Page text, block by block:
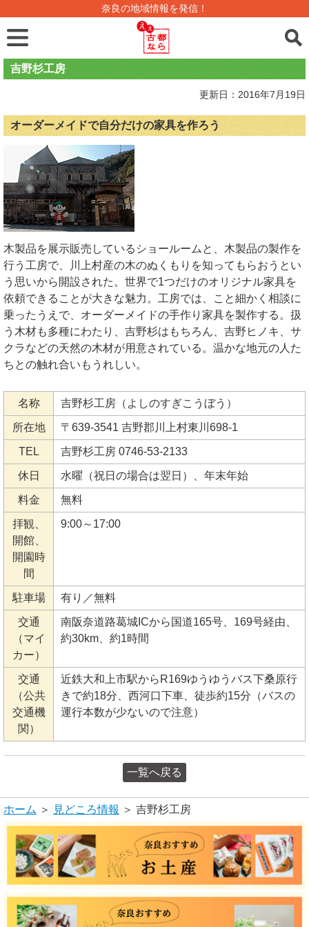
奈良の地域情報を発信！
吉野杉工房
更新日：2016年7月19日
オーダーメイドで自分だけの家具を作ろう
木製品を展示販売しているショールームと、木製品の製作を
行う工房で、川上村産の木のぬくもりを知ってもらおうとい
う思いから開設された。世界で1つだけのオリジナル家具を
依頼できることが大きな魅力。工房では、こと細かく相談に
乗ったうえで、オーダーメイドの手作り家具を製作する。扱
う木材も多種にわたり、吉野杉はもちろん、吉野ヒノキ、サ
クラなどの天然の木材が用意されている。温かな地元の人た
ちとの触れ合いもうれしい。
名称 吉野杉工房（よしのすぎこうぼう）
所在地 〒639-3541 吉野郡川上村東川698-1
TEL 吉野杉工房 0746-53-2133
休日 水曜（祝日の場合は翌日）、年末年始
料金 無料
拝観、
開館、
開園時
間
9:00～17:00
駐車場 有り／無料
交通
（マイ
カー）
南阪奈道路葛城ICから国道165号、169号経由、
約30km、約1時間
交通
（公共
交通機
関）
近鉄大和上市駅からR169ゆうゆうバス下桑原行
きで約18分、西河口下車、徒歩約15分（バスの
運行本数が少ないので注意）
一覧へ戻る
ホーム ＞ 見どころ情報 ＞ 吉野杉工房